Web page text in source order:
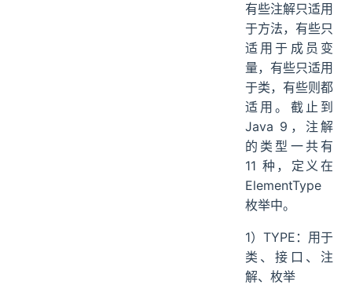
有些注解只适用
于方法，有些只
适用于成员变
量，有些只适用
于类，有些则都
适用。截止到
Java 9，注解
的类型一共有
11 种，定义在
ElementType
枚举中。
1）TYPE：用于
类、接口、注
解、枚举